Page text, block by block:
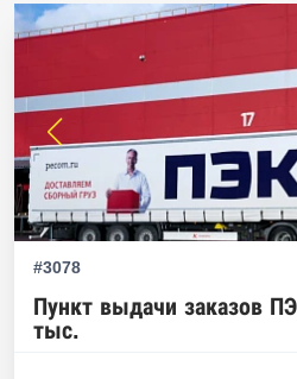
#3078
Пункт выдачи заказов
тыс.